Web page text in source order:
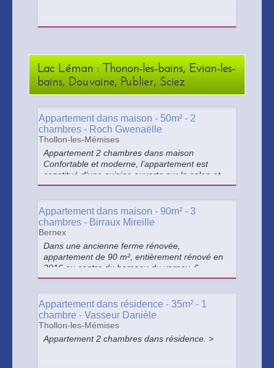
Lac Léman : Thonon-les-bains, Evian-les-
bains, Douvaine, Publier, Sciez
Appartement dans maison - 50m² - 2
chambres - Roch Gwenaëlle
Thollon-les-Mémises
Appartement 2 chambres dans maison
Confortable et moderne, l’appartement est
constitué d’une cuisine ouverte sur le salon et
comporte 2 chambres donnant sur le jardin
Appartement dans maison - 90m² - 3
chambres - Birraux Mireille
Bernex
Dans une ancienne ferme rénovée,
appartement de 90 m², entièrement rénové en
2016 au centre du hameau du vernay, 6
couchages
Appartement dans résidence - 35m² - 1
chambre - Vasseur Danièle
Thollon-les-Mémises
Appartement 2 chambres dans résidence. >